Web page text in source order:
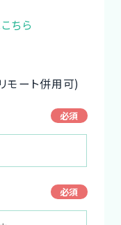
こちら
モート併用可)